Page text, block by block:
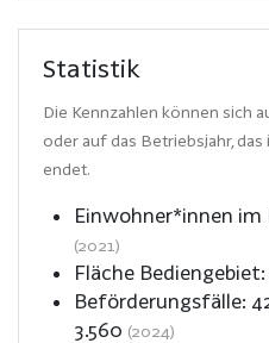
Statistik
Die Kennzahlen können sich
oder auf das Betriebsjahr,
endet.
Einwohner*innen im
(2021)
Fläche Bediengebiet:
Beförderungsfälle:
3.560 (2024)